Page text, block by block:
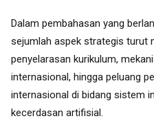
Dalam pembahasan yang
sejumlah aspek strategis turut
penyelarasan kurikulum,
internasional, hingga peluang
internasional di bidang sistem
kecerdasan artifisial.